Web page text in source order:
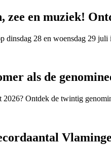
zee en muziek!
dinsdag 28 en woensdag 29
als de
Ontdek de twintig